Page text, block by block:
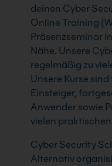
deinen Cyber
Online Training
Präsenzseminar
Nähe. Unsere
regelmäßig zu
Unsere Kurse
Einsteiger,
Anwender sowie
vielen
Cyber Security
Alternativ